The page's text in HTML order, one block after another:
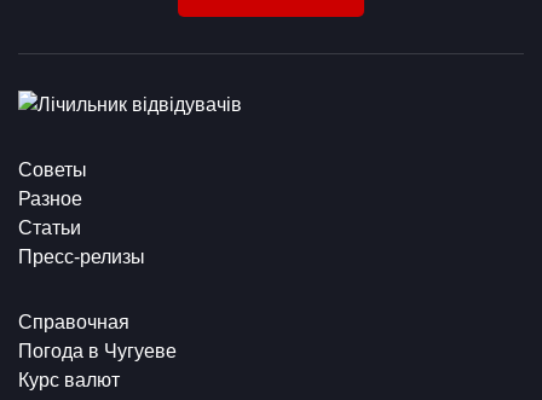
Советы
Разное
Статьи
Пресс-релизы
Справочная
Погода в Чугуеве
Курс валют